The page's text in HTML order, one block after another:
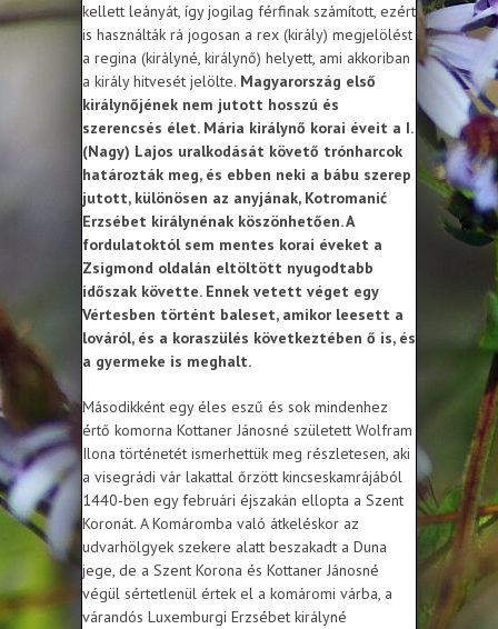
kellett leányát, így jogilag férfinak számított, ezért
is használták rá jogosan a rex (király) megjelölést
a regina (királyné, királynő) helyett, ami akkoriban
a király hitvesét jelölte. Magyarország első
királynőjének nem jutott hosszú és
szerencsés élet. Mária királynő korai éveit a I.
(Nagy) Lajos uralkodását követő trónharcok
határozták meg, és ebben neki a bábu szerep
jutott, különösen az anyjának, Kotromanić
Erzsébet királynénak köszönhetően. A
fordulatoktól sem mentes korai éveket a
Zsigmond oldalán eltöltött nyugodtabb
időszak követte. Ennek vetett véget egy
Vértesben történt baleset, amikor leesett a
lováról, és a koraszülés következtében ő is, és
a gyermeke is meghalt.
Másodikként egy éles eszű és sok mindenhez
értő komorna Kottaner Jánosné született Wolfram
Ilona történetét ismerhettük meg részletesen, aki
a visegrádi vár lakattal őrzött kincseskamrájából
1440-ben egy februári éjszakán ellopta a Szent
Koronát. A Komáromba való átkeléskor az
udvarhölgyek szekere alatt beszakadt a Duna
jege, de a Szent Korona és Kottaner Jánosné
végül sértetlenül értek el a komáromi várba, a
várandós Luxemburgi Erzsébet királyné